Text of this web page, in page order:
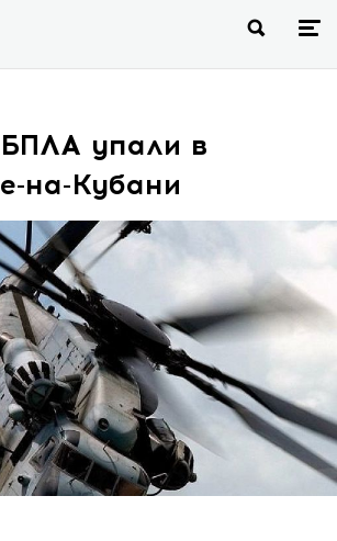
упали в
на-Кубани